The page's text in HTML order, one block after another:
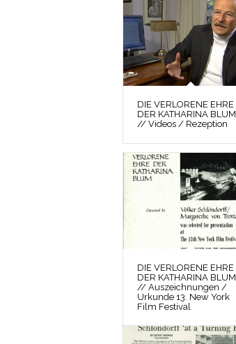
DIE VERLORENE EHRE
DER KATHARINA BLUM
// Videos / Rezeption
DIE VERLORENE EHRE
DER KATHARINA BLUM
// Auszeichnungen /
Urkunde 13. New York
Film Festival